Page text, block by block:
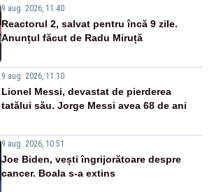
9 aug. 2026, 11:40
Reactorul 2, salvat pentru încă 9 zile.
Anunțul făcut de Radu Miruță
9 aug. 2026, 11:10
Lionel Messi, devastat de pierderea
tatălui său. Jorge Messi avea 68 de ani
9 aug. 2026, 10:51
Joe Biden, vești îngrijorătoare despre
cancer. Boala s-a extins